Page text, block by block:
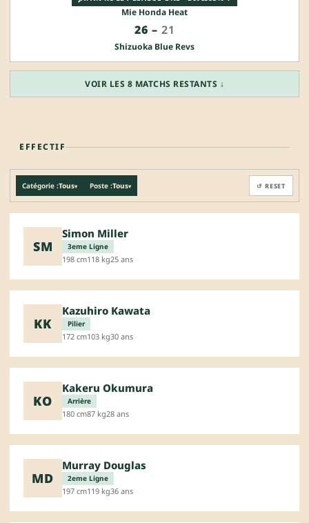
Mie Honda Heat
26 – 21
Shizuoka Blue Revs
VOIR LES 8 MATCHS RESTANTS ↓
EFFECTIF
Catégorie :Tous▾ Poste :Tous▾ ↺ RESET
SM
Simon Miller
3eme Ligne
198 cm118 kg25 ans
KK
Kazuhiro Kawata
Pilier
172 cm103 kg30 ans
KO
Kakeru Okumura
Arrière
180 cm87 kg28 ans
MD
Murray Douglas
2eme Ligne
197 cm119 kg36 ans